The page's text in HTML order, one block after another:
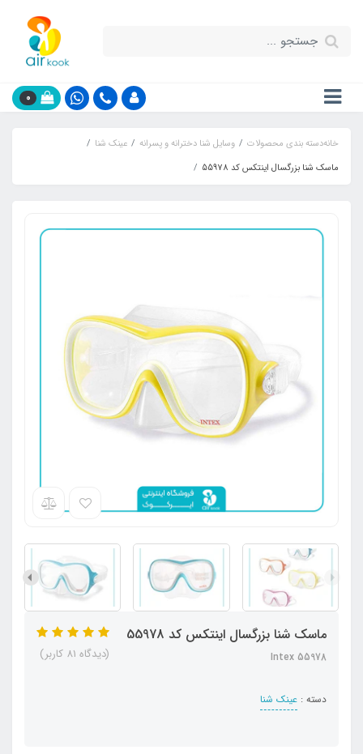
0
خانهدسته بندی محصولات وسایل شنا دخترانه و پسرانه
عینک شنا
ماسک شنا بزرگسال اینتکس کد 55978
ماسک شنا بزرگسال اینتکس کد 55978
Intex 55978
دسته : عینک شنا
(دیدگاه 81 کاربر)